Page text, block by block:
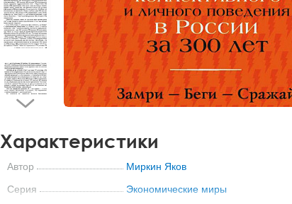
Характеристики
Автор
Миркин Яков
Серия
Экономические миры